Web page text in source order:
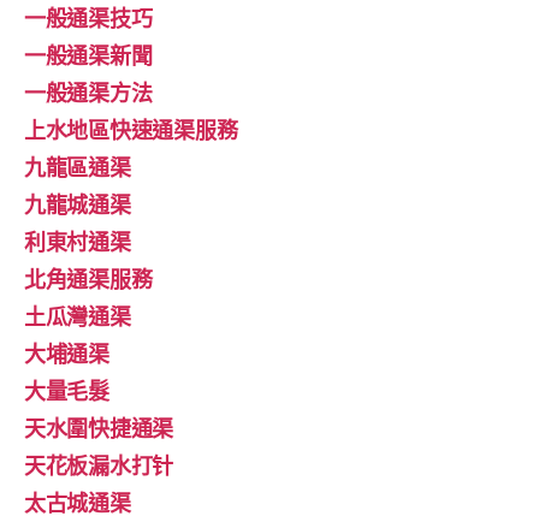
一般通渠技巧
一般通渠新聞
一般通渠方法
上水地區快速通渠服務
九龍區通渠
九龍城通渠
利東村通渠
北角通渠服務
土瓜灣通渠
大埔通渠
大量毛髮
天水圍快捷通渠
天花板漏水打针
太古城通渠